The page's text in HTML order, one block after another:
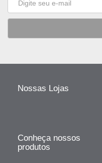
Nossas Lojas
Conheça nossos
produtos